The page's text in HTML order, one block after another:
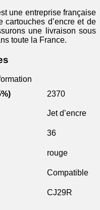
une entreprise française
d’encre et de
une livraison sous
toute la France.
2370
Jet d’encre
36
rouge
Compatible
CJ29R